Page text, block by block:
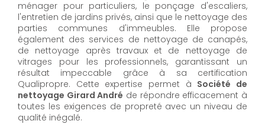
ménager pour particuliers, le ponçage d'escaliers,
l'entretien de jardins privés, ainsi que le nettoyage des
parties communes d'immeubles. Elle propose
également des services de nettoyage de canapés,
de nettoyage après travaux et de nettoyage de
vitrages pour les professionnels, garantissant un
résultat impeccable grâce à sa certification
Qualipropre. Cette expertise permet à Société de
nettoyage Girard André de répondre efficacement à
toutes les exigences de propreté avec un niveau de
qualité inégalé.